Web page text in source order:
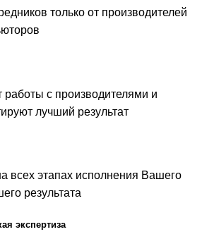
только от производителей
работы с производителями и
лучший результат
всех этапах исполнения Вашего
результата
экспертиза